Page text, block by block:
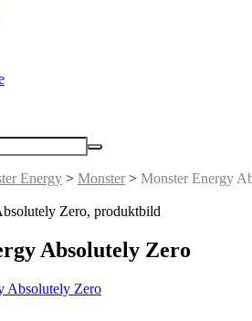
Energy > Monster > Monster Energy
Absolutely Zero
Absolutely Zero